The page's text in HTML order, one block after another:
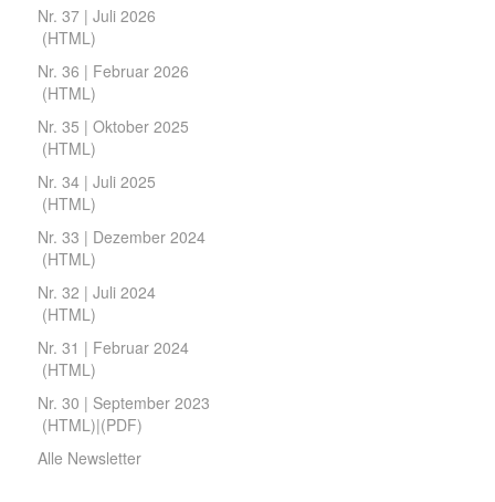
Nr. 37 | Juli 2026
(HTML )
Nr. 36 | Februar 2026
(HTML )
Nr. 35 | Oktober 2025
(HTML )
Nr. 34 | Juli 2025
(HTML )
Nr. 33 | Dezember 2024
(HTML )
Nr. 32 | Juli 2024
(HTML )
Nr. 31 | Februar 2024
(HTML )
Nr. 30 | September 2023
(HTML )|(PDF)
Alle Newsletter